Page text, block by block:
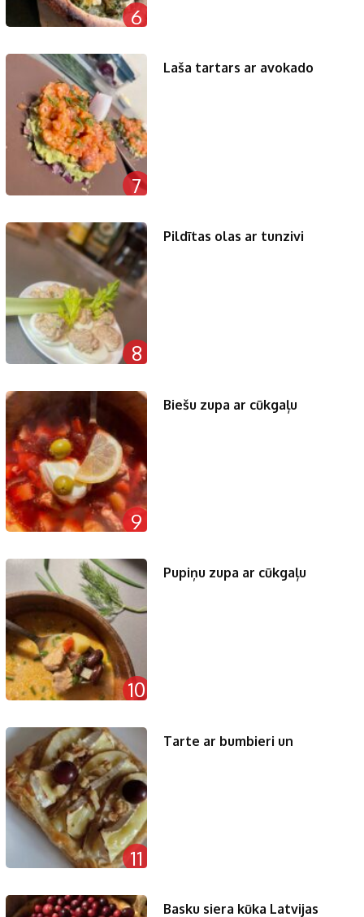
6
7
Laša tartars ar avokado
8
Pildītas olas ar tunzivi
9
Biešu zupa ar cūkgaļu
10
Pupiņu zupa ar cūkgaļu
11
Tarte ar bumbieri un
Basku siera kūka Latvijas